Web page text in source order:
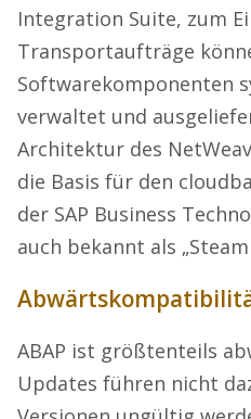
Integration Suite, zum
Transportaufträge
Softwarekomponenten
verwaltet und
Architektur des
die Basis für den
der SAP Business
auch bekannt als
ABAP ist größtenteils
Updates führen nicht